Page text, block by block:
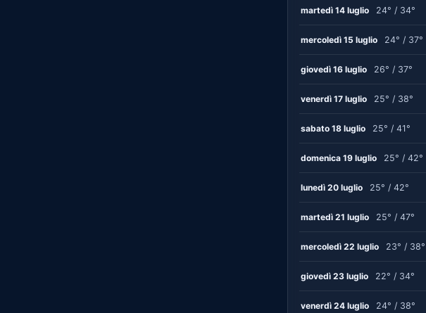
martedì 14 luglio 24° / 34°
mercoledì 15 luglio 24° / 37°
giovedì 16 luglio 26° / 37°
venerdì 17 luglio 25° / 38°
sabato 18 luglio 25° / 41°
domenica 19 luglio 25° / 42°
lunedì 20 luglio 25° / 42°
martedì 21 luglio 25° / 47°
mercoledì 22 luglio 23° / 38°
giovedì 23 luglio 22° / 34°
venerdì 24 luglio 24° / 38°